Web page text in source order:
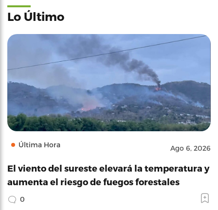
Lo Último
Última Hora Ago 6, 2026
El viento del sureste elevará la temperatura y
aumenta el riesgo de fuegos forestales
0